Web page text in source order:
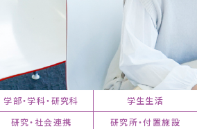
学部・学科・研究科
学生生活
研究・社会連携 研究所・付置施設